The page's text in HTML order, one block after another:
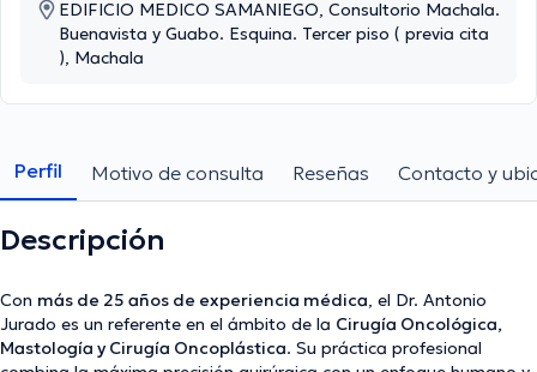
EDIFICIO MEDICO SAMANIEGO, Consultorio Machala.
Buenavista y Guabo. Esquina. Tercer piso ( previa cita
), Machala
Perfil Motivo de consulta Reseñas Contacto y
Descripción
Con más de 25 años de experiencia médica, el Dr. Antonio
Jurado es un referente en el ámbito de la Cirugía Oncológica,
Mastología y Cirugía Oncoplástica. Su práctica profesional